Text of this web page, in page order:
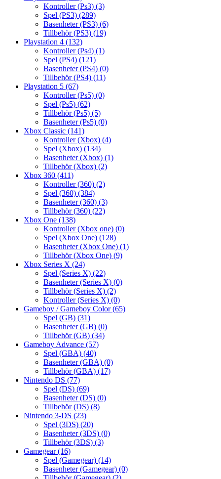
Kontroller (Ps3) (3)
Spel (PS3) (289)
Basenheter (PS3) (6)
Tillbehör (PS3) (19)
Playstation 4 (132)
Kontroller (Ps4) (1)
Spel (PS4) (121)
Basenheter (PS4) (0)
Tillbehör (PS4) (11)
Playstation 5 (67)
Kontroller (Ps5) (0)
Spel (Ps5) (62)
Tillbehör (Ps5) (5)
Basenheter (Ps5) (0)
Xbox Classic (141)
Kontroller (Xbox) (4)
Spel (Xbox) (134)
Basenheter (Xbox) (1)
Tillbehör (Xbox) (2)
Xbox 360 (411)
Kontroller (360) (2)
Spel (360) (384)
Basenheter (360) (3)
Tillbehör (360) (22)
Xbox One (138)
Kontroller (Xbox one) (0)
Spel (Xbox One) (128)
Basenheter (Xbox One) (1)
Tillbehör (Xbox One) (9)
Xbox Series X (24)
Spel (Series X) (22)
Basenheter (Series X) (0)
Tillbehör (Series X) (2)
Kontroller (Series X) (0)
Gameboy / Gameboy Color(65)
Spel (GB) (31)
Basenheter (GB) (0)
Tillbehör (GB) (34)
Gameboy Advance (57)
Spel (GBA) (40)
Basenheter (GBA) (0)
Tillbehör (GBA) (17)
Nintendo DS (77)
Spel (DS) (69)
Basenheter (DS) (0)
Tillbehör (DS) (8)
Nintendo 3-DS (23)
Spel (3DS) (20)
Basenheter (3DS) (0)
Tillbehör (3DS) (3)
Gamegear(16)
Spel (Gamegear) (14)
Basenheter (Gamegear) (0)